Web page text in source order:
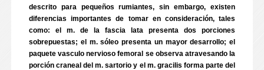
descrito para pequeños rumiantes, sin embargo, existen
diferencias importantes de tomar en consideración, tales
como: el m. de la fascia lata presenta dos porciones
sobrepuestas; el m. sóleo presenta un mayor desarrollo; el
paquete vasculo nervioso femoral se observa atravesando la
porción craneal del m. sartorio y el m. gracilis forma parte del